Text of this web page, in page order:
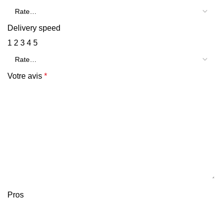
Delivery speed
1 2 3 4 5
Votre avis *
Pros